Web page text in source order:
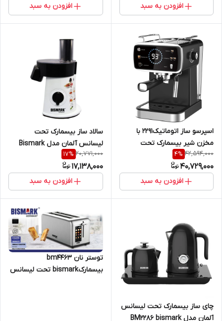
افزودن به سبد افزودن به سبد
اسپرسو ساز اتوماتیک2291 با
مخزن شیر بیسمارک تحت
bismark
42,594,000
4%
40,729,000
افزودن به سبد
سالاد ساز بیسمارک تحت
لیسانس آلمان مدل Bismark
BM4491
20,771,000
17%
17,138,000
افزودن به سبد
چای ساز بیسمارک تحت لیسانس
آلمان مدل BM2286 bismark
توستر نان bm4463
بیسمارکbismark تحت لیسانس